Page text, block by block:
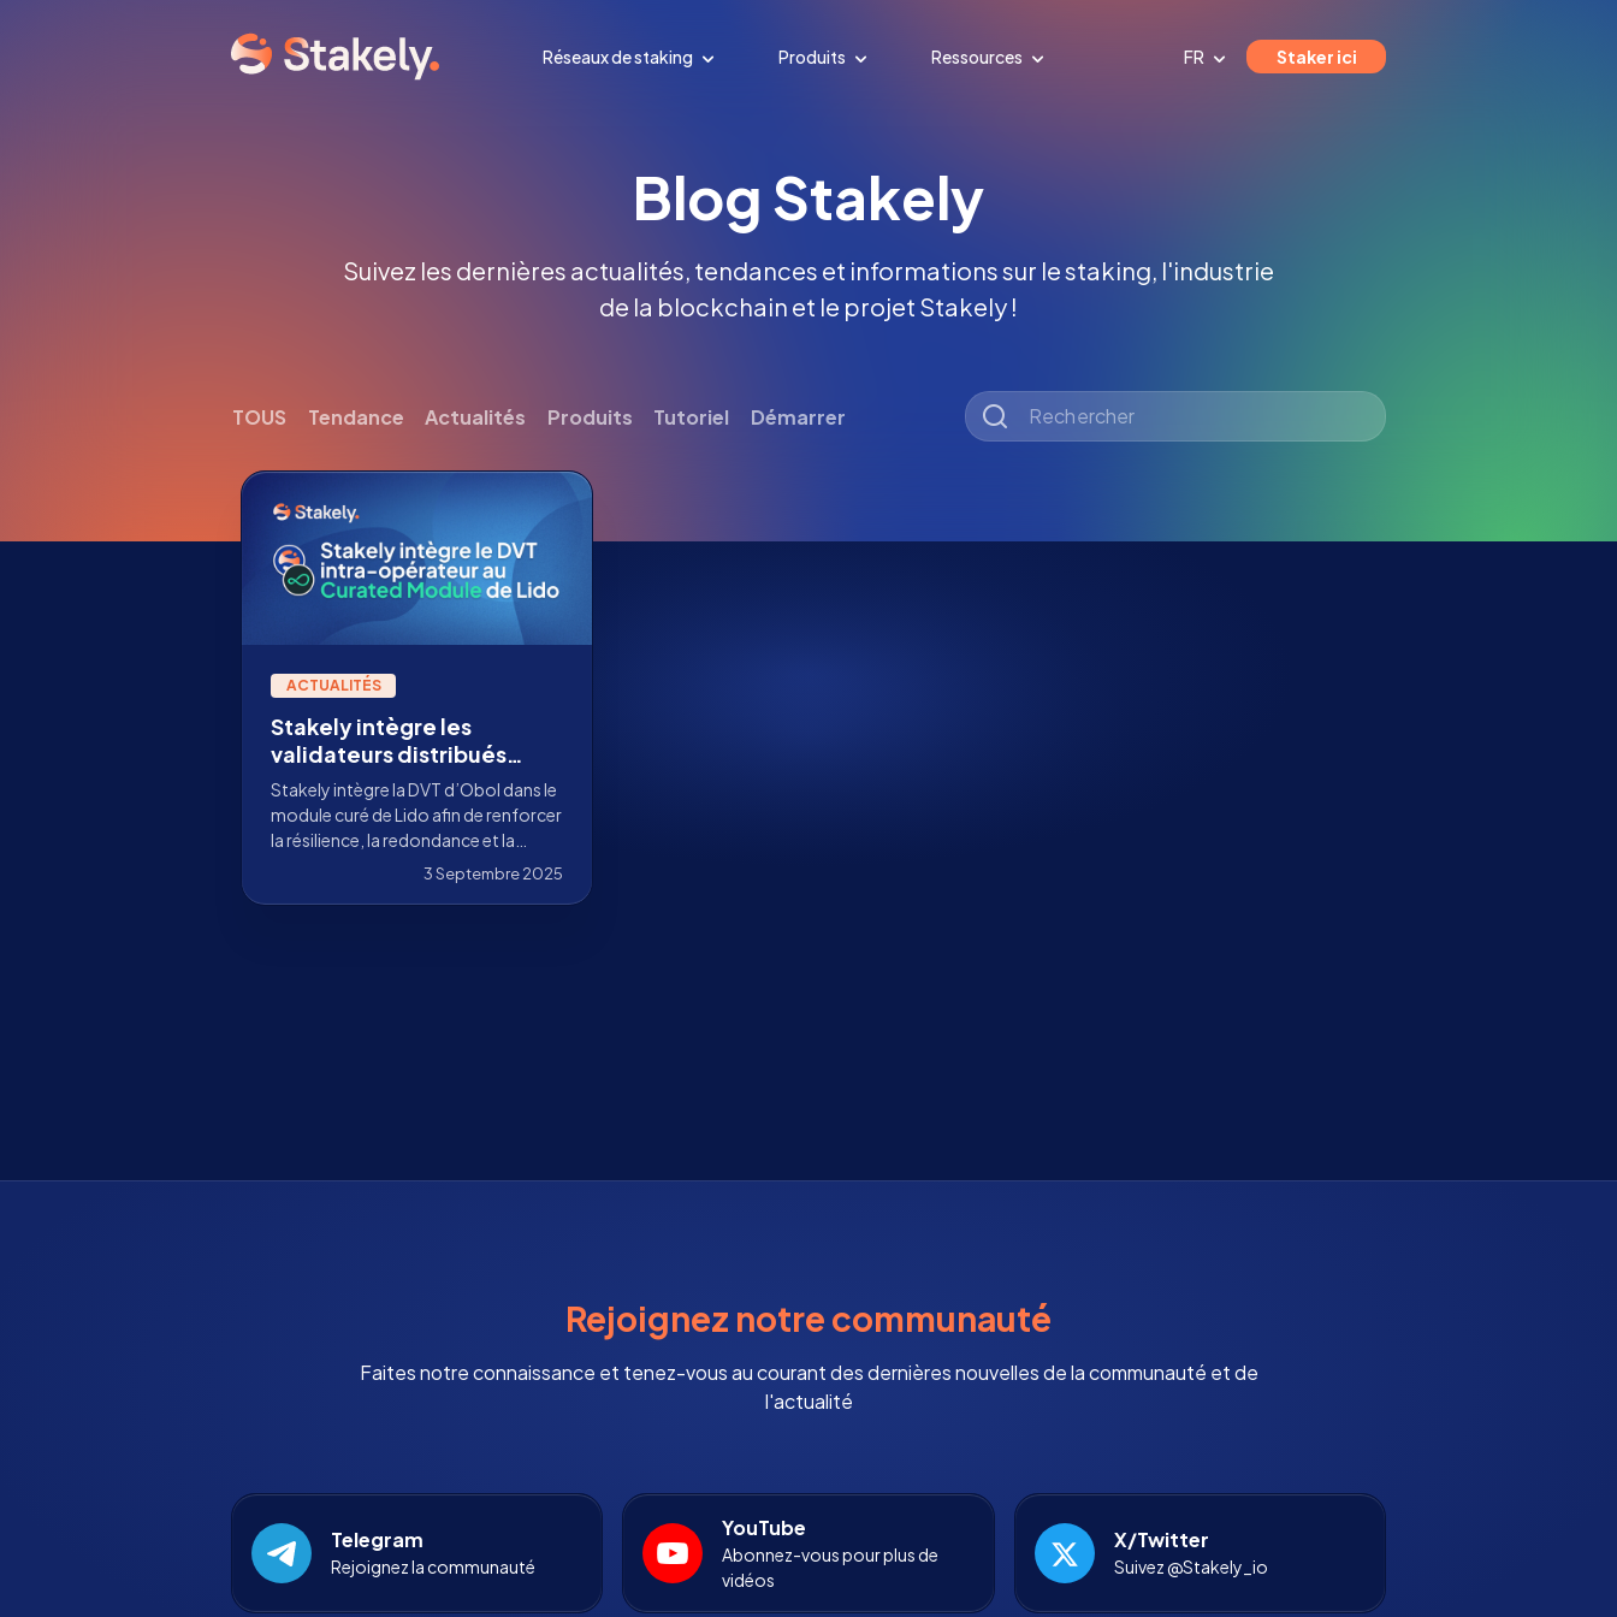
Réseaux de staking Produits Ressources FR Staker ici
Blog Stakely
Suivez les dernières actualités, tendances et informations sur le staking, l'industrie
de la blockchain et le projet Stakely !
TOUS Tendance Actualités Produits Tutoriel Démarrer
ACTUALITÉS
Stakely intègre les
validateurs distribués
Obol dans le module
Curated de Lido
Stakely intègre la DVT d’Obol dans le
module curé de Lido afin de renforcer
la résilience, la redondance et la
sécurité de l’infrastructure des
3 Septembre 2025
Rejoignez notre communauté
Faites notre connaissance et tenez-vous au courant des dernières nouvelles de la communauté et de
l'actualité
Telegram
Rejoignez la communauté
YouTube
Abonnez-vous pour plus de
vidéos
X/Twitter
Suivez @Stakely_io